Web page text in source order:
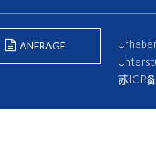
ANFRAGE
苏ICP